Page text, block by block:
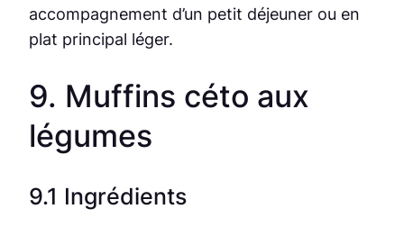
accompagnement d’un petit déjeuner ou en
plat principal léger.
9. Muffins céto aux
légumes
9.1 Ingrédients